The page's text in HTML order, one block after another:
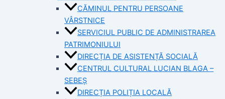
CĂMINUL PENTRU PERSOANE
VÂRSTNICE
SERVICIUL PUBLIC DE ADMINISTRAREA
PATRIMONIULUI
DIRECȚIA DE ASISTENȚĂ SOCIALĂ
CENTRUL CULTURAL LUCIAN BLAGA –
SEBEȘ
DIRECȚIA POLIȚIA LOCALĂ